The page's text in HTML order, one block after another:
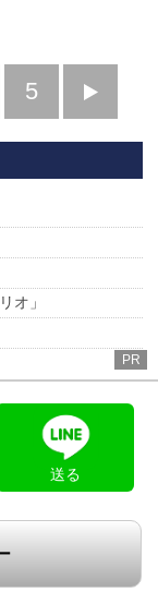
5
へ
オ」
PR
送る